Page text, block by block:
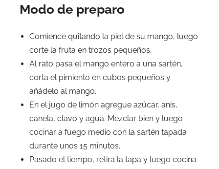
Modo de preparo
Comience quitando la piel de su mango, luego
corte la fruta en trozos pequeños.
Al rato pasa el mango entero a una sartén,
corta el pimiento en cubos pequeños y
añádelo al mango.
En el jugo de limón agregue azúcar, anís,
canela, clavo y agua. Mezclar bien y luego
cocinar a fuego medio con la sartén tapada
durante unos 15 minutos.
Pasado el tiempo, retira la tapa y luego cocina